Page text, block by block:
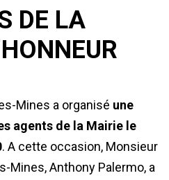
DE LA
Mines a organisé une
agents de la Mairie le
. A cette occasion, Monsieur
Mines, Anthony Palermo, a